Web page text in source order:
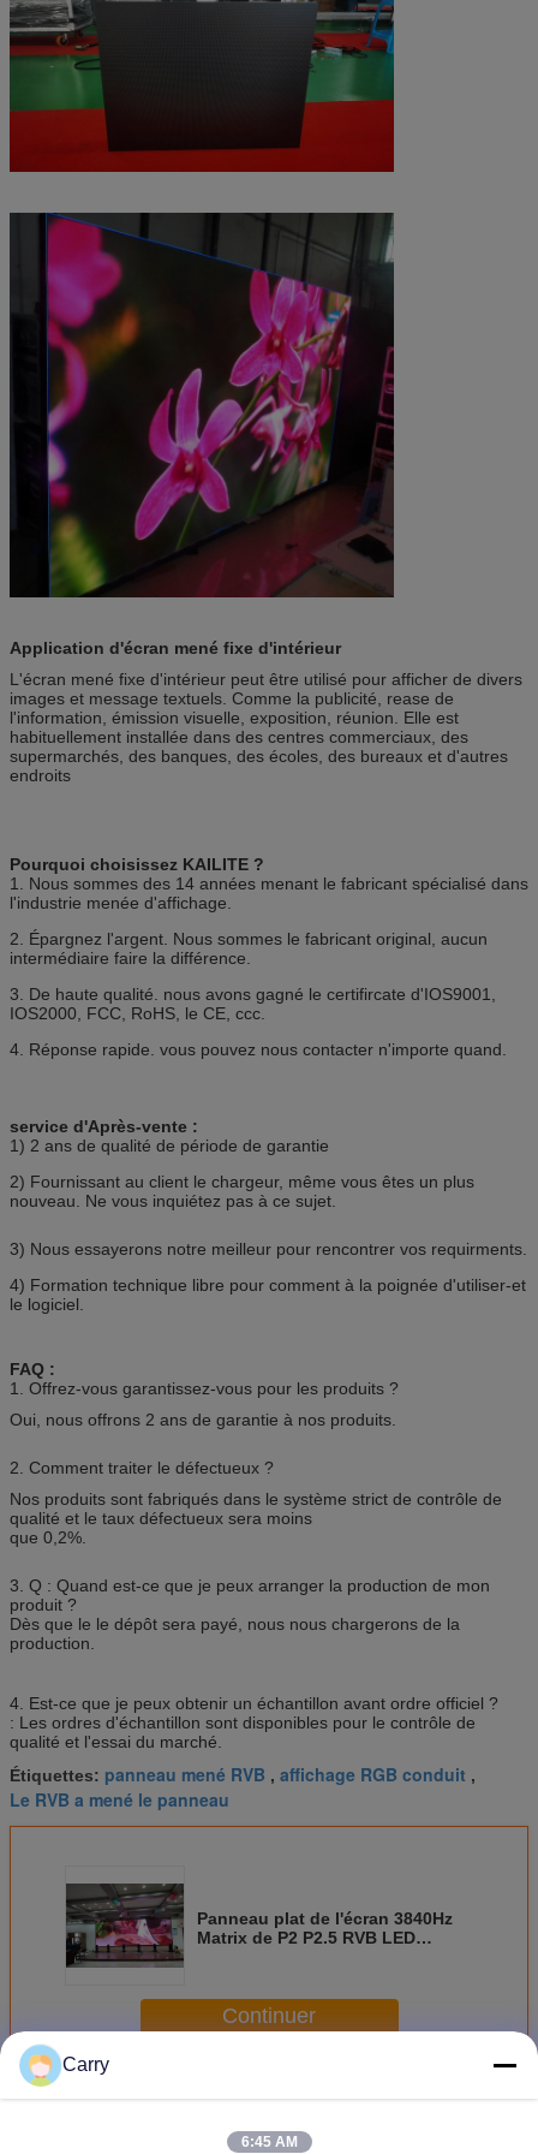
Application d'écran mené fixe d'intérieur
L'écran mené fixe d'intérieur peut être utilisé pour afficher de divers
images et message textuels. Comme la publicité, rease de
l'information, émission visuelle, exposition, réunion. Elle est
habituellement installée dans des centres commerciaux, des
supermarchés, des banques, des écoles, des bureaux et d'autres
endroits
Pourquoi choisissez KAILITE ?
1. Nous sommes des 14 années menant le fabricant spécialisé dans
l'industrie menée d'affichage.
2. Épargnez l'argent. Nous sommes le fabricant original, aucun
intermédiaire faire la différence.
3. De haute qualité. nous avons gagné le certifircate d'IOS9001,
IOS2000, FCC, RoHS, le CE, ccc.
4. Réponse rapide. vous pouvez nous contacter n'importe quand.
service d'Après-vente :
1) 2 ans de qualité de période de garantie
2) Fournissant au client le chargeur, même vous êtes un plus
nouveau. Ne vous inquiétez pas à ce sujet.
3) Nous essayerons notre meilleur pour rencontrer vos requirments.
4) Formation technique libre pour comment à la poignée d'utiliser-et
le logiciel.
FAQ :
1. Offrez-vous garantissez-vous pour les produits ?
Oui, nous offrons 2 ans de garantie à nos produits.
2. Comment traiter le défectueux ?
Nos produits sont fabriqués dans le système strict de contrôle de
qualité et le taux défectueux sera moins
que 0,2%.
3. Q : Quand est-ce que je peux arranger la production de mon
produit ?
Dès que le le dépôt sera payé, nous nous chargerons de la
production.
4. Est-ce que je peux obtenir un échantillon avant ordre officiel ?
: Les ordres d'échantillon sont disponibles pour le contrôle de
qualité et l'essai du marché.
Étiquettes: panneau mené RVB , affichage RGB conduit ,
Le RVB a mené le panneau
Panneau plat de l'écran 3840Hz
Matrix de P2 P2.5 RVB LED
Continuer
PlusLe RVB a mené l'écran
Carry
6:45 AM